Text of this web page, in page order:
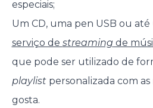
especiais;
Um CD, uma pen USB ou
serviço de streamingde
que pode ser utilizado de
playlistpersonalizada com as
gosta.